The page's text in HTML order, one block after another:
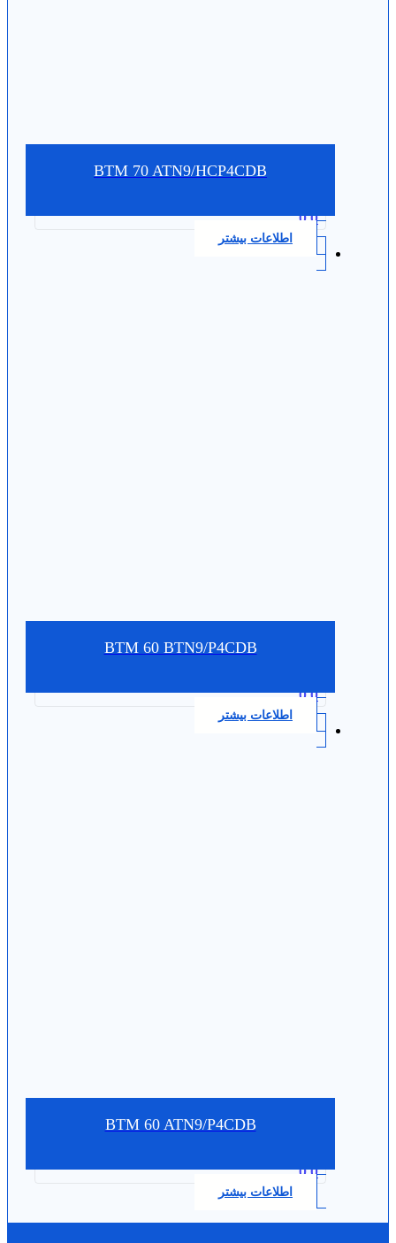
BTM 70 ATN9/HCP4CDB
0.0
اطلاعات بیشتر
BTM 60 BTN9/P4CDB
0.0
اطلاعات بیشتر
BTM 60 ATN9/P4CDB
0.0
اطلاعات بیشتر